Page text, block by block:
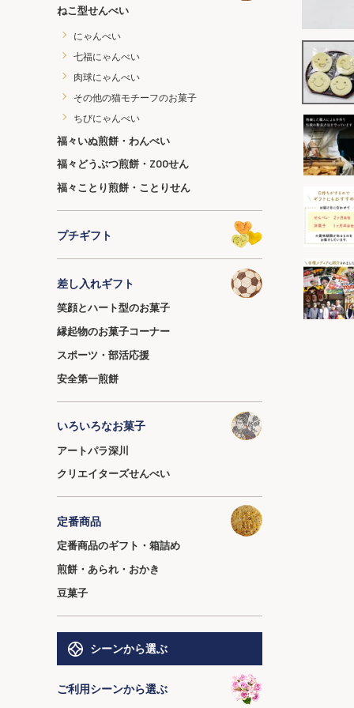
ねこ型せんべい
にゃんべい
七福にゃんべい
肉球にゃんべい
その他の猫モチーフのお菓子
ちびにゃんべい
福々いぬ煎餅・わんべい
福々どうぶつ煎餅・ZOOせん
福々ことり煎餅・ことりせん
プチギフト
差し入れギフト
笑顔とハート型のお菓子
縁起物のお菓子コーナー
スポーツ・部活応援
安全第一煎餅
いろいろなお菓子
アートパラ深川
クリエイターズせんべい
定番商品
定番商品のギフト・箱詰め
煎餅・あられ・おかき
豆菓子
シーンから選ぶ
ご利用シーンから選ぶ